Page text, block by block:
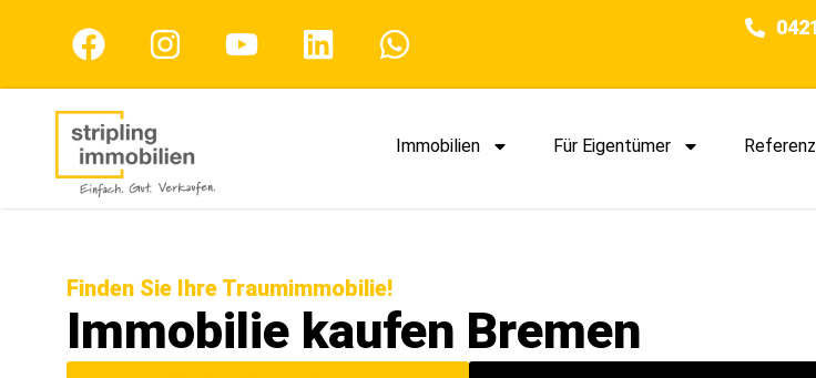
Immobilien Für Eigentümer
Finden Sie Ihre Traumimmobilie!
Immobilie kaufen Bremen